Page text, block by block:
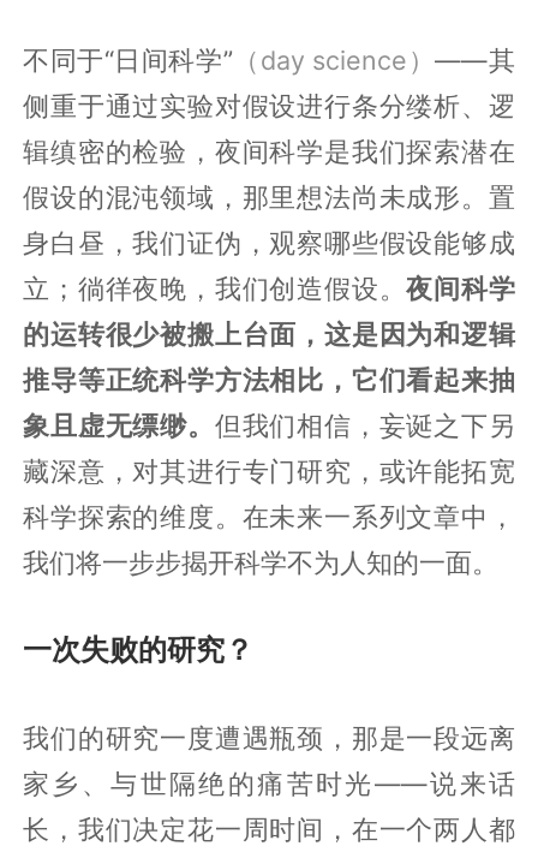
不同于“日间科学” （day science）——其
侧重于通过实验对假设进行条分缕析、逻
辑缜密的检验，夜间科学是我们探索潜在
假设的混沌领域，那里想法尚未成形。置
身白昼，我们证伪，观察哪些假设能够成
立；徜徉夜晚，我们创造假设。夜间科学
的运转很少被搬上台面，这是因为和逻辑
推导等正统科学方法相比，它们看起来抽
象且虚无缥缈。 但我们相信，妄诞之下另
藏深意，对其进行专门研究，或许能拓宽
科学探索的维度。在未来一系列文章中，
我们将一步步揭开科学不为人知的一面。
一次失败的研究？
我们的研究一度遭遇瓶颈，那是一段远离
家乡、与世隔绝的痛苦时光——说来话
长，我们决定花一周时间，在一个两人都